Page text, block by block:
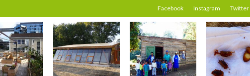
Facebook Instagram Twitter